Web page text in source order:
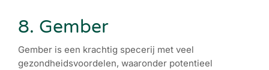
8. Gember
Gember is een krachtig specerij met veel
gezondheidsvoordelen, waaronder potentieel